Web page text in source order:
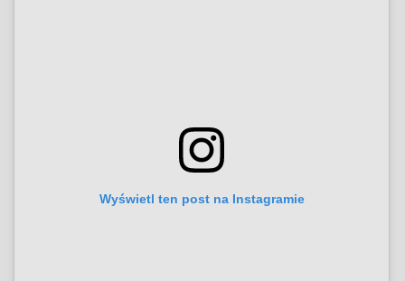
Wyświetl ten post na Instagramie